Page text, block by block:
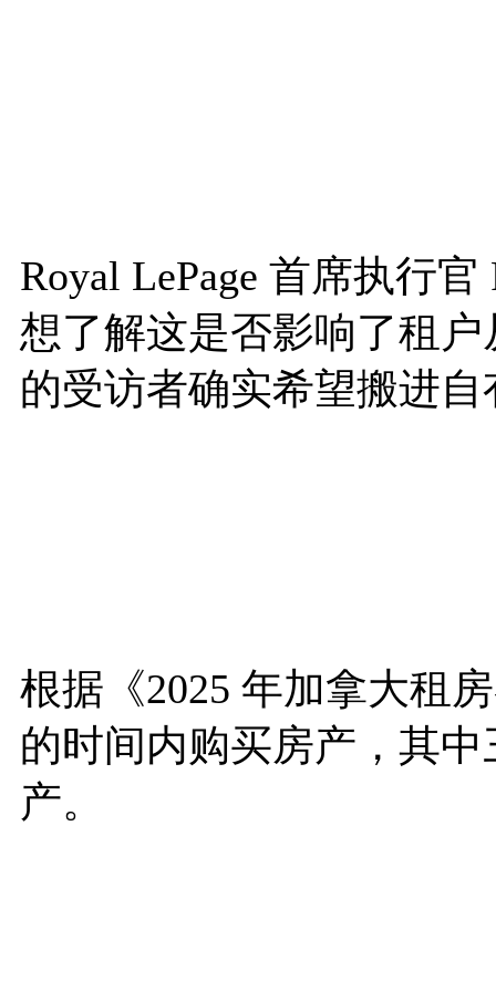
Royal LePage 首席执行
想了解这是否影响了租
的受访者确实希望搬进自
根据《2025 年加拿大租
的时间内购买房产，其
产。